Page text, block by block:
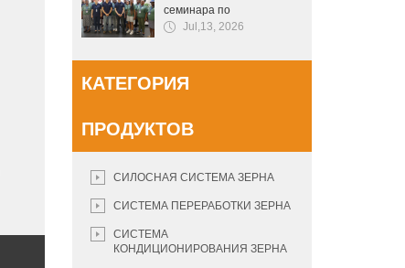
решения хранения зерна
инфраструктуры
зернового хозяйства
семинара по
послеуборочной
компанию «SRON» для
инновационных
технологий безопасного
транспортировки зерна и
Jul,13, 2026
КАТЕГОРИЯ
ПРОДУКТОВ
СИЛОСНАЯ СИСТЕМА ЗЕРНА
СИСТЕМА ПЕРЕРАБОТКИ ЗЕРНА
СИСТЕМА
КОНДИЦИОНИРОВАНИЯ ЗЕРНА